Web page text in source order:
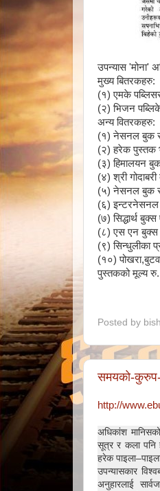
उपन्यास 'मोना'
मुख्य बितरकहरु:
(१) एमके
(२) भिजन
अन्य वितरकहरु:
(१) नेसनल बुक
(२) हरेक पुस्तक
(३) हिमालयन
(४) श्री
(५) नेसनल बुक
(६) इन्टरनेसनल
(७) सिद्धार्थ
(८) एस एन बुक्स
(९) सिन्धुलीका
(१०)
पुस्तकको मूल्य
Posted by
समयको-कुरुप-
http://
अधिकांश
सूत्र र कला पनि
हरेक
उपन्यासकार
अनुहारलाई